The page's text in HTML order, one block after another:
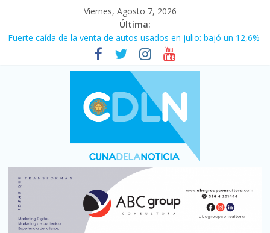
Viernes, Agosto 7, 2026
Última:
Fuerte caída de la venta de autos usados en julio: bajó un 12,6%
Central venció 1 a 0 al River de Coudet en el Monumental
La morosidad alcanzó su nivel más alto en dos décadas y ya
afecta a 400 mil deudores en Santa Fe
Desde que asumió Milei cerraron 41.000 kioscos: el sector
denuncia crisis como en 2001
Vacaciones de invierno con más movimiento y consumo
turístico: 4,6 millones de personas viajaron por el país, un 5,9%